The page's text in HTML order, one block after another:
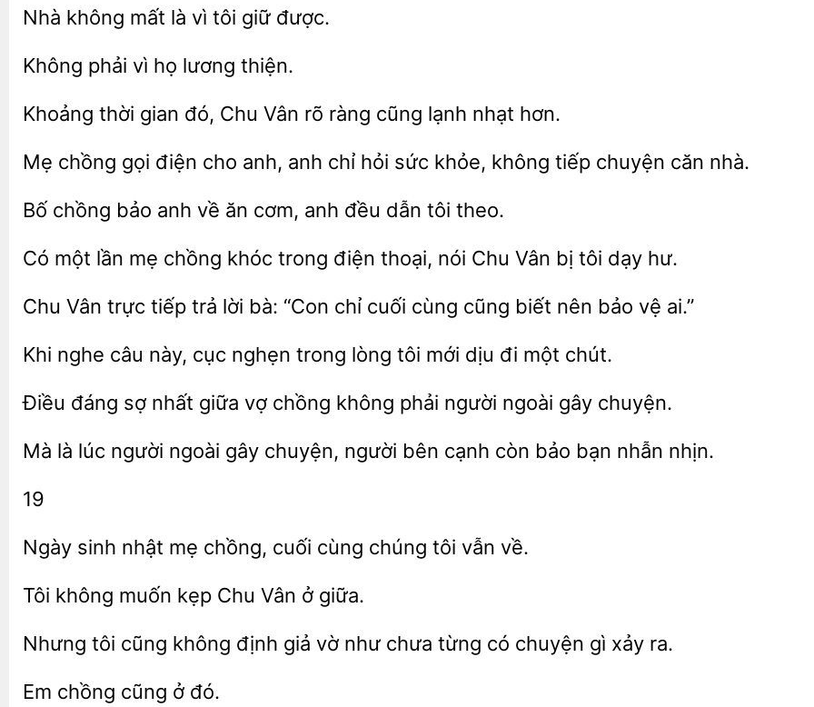
Nhà mất vì tôi được.
Không vì thiện.
Khoảng thời gian Vân rõ ràng cũng nhạt hơn.
chồng gọi cho anh, anh chỉ hỏi khỏe, không tiếp chuyện căn nhà.
chồng bảo anh về ăn anh đều tôi theo.
Có một lần mẹ chồng khóc trong điện thoại, nói Chu Vân bị
Chu Vân trực tiếp trả bà: “Con chỉ cuối cùng cũng nên vệ ai.”
Khi nghe câu này, cục nghẹn trong tôi đi một chút.
Điều đáng nhất giữa chồng không người ngoài gây chuyện.
là lúc người gây chuyện, người bên cạnh còn bảo bạn nhẫn
19
Ngày nhật chồng, cuối cùng chúng tôi về.
Tôi không muốn Chu giữa.
Nhưng cũng không định vờ như chưa từng có gì xảy ra.
chồng ở